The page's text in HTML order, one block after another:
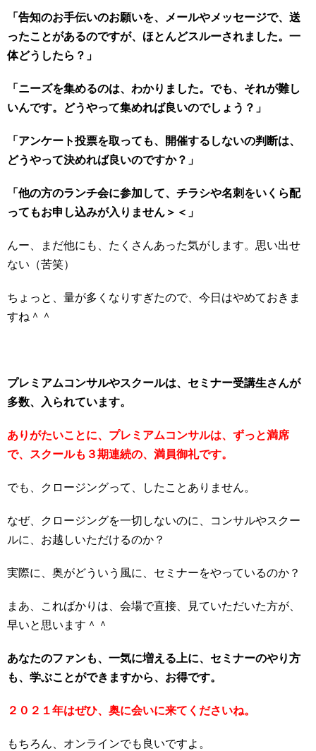
「告知のお手伝いのお願いを、メールやメッセージで、送
ったことがあるのですが、ほとんどスルーされました。一
体どうしたら？」
「ニーズを集めるのは、わかりました。でも、それが難し
いんです。どうやって集めれば良いのでしょう？」
「アンケート投票を取っても、開催するしないの判断は、
どうやって決めれば良いのですか？」
「他の方のランチ会に参加して、チラシや名刺をいくら配
ってもお申し込みが入りません＞＜」
んー、まだ他にも、たくさんあった気がします。思い出せ
ない（苦笑）
ちょっと、量が多くなりすぎたので、今日はやめておきま
すね＾＾
プレミアムコンサルやスクールは、セミナー受講生さんが
多数、入られています。
ありがたいことに、プレミアムコンサルは、ずっと満席
で、スクールも３期連続の、満員御礼です。
でも、クロージングって、したことありません。
なぜ、クロージングを一切しないのに、コンサルやスクー
ルに、お越しいただけるのか？
実際に、奥がどういう風に、セミナーをやっているのか？
まあ、こればかりは、会場で直接、見ていただいた方が、
早いと思います＾＾
あなたのファンも、一気に増える上に、セミナーのやり方
も、学ぶことができますから、お得です。
２０２１年はぜひ、奥に会いに来てくださいね。
もちろん、オンラインでも良いですよ。